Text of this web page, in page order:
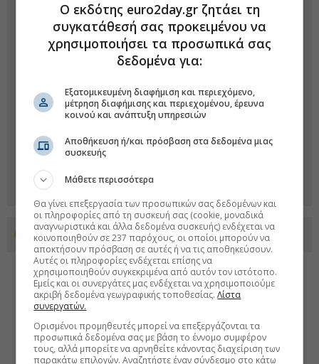
Προσθέστε το euro2day.gr στο Discover
Ο εκδότης euro2day.gr ζητάει τη
συγκατάθεσή σας προκειμένου να
χρησιμοποιήσει τα προσωπικά σας
δεδομένα για:
Εξατομικευμένη διαφήμιση και περιεχόμενο,
μέτρηση διαφήμισης και περιεχομένου, έρευνα
κοινού και ανάπτυξη υπηρεσιών
Αποθήκευση ή/και πρόσβαση στα δεδομένα μιας
συσκευής
Μάθετε περισσότερα
Θα γίνει επεξεργασία των προσωπικών σας δεδομένων και
οι πληροφορίες από τη συσκευή σας (cookie, μοναδικά
αναγνωριστικά και άλλα δεδομένα συσκευής) ενδέχεται να
κοινοποιηθούν σε 237 παρόχους, οι οποίοι μπορούν να
αποκτήσουν πρόσβαση σε αυτές ή να τις αποθηκεύσουν.
Αυτές οι πληροφορίες ενδέχεται επίσης να
χρησιμοποιηθούν συγκεκριμένα από αυτόν τον ιστότοπο.
Εμείς και οι συνεργάτες μας ενδέχεται να χρησιμοποιούμε
ακριβή δεδομένα γεωγραφικής τοποθεσίας.Λίστα
συνεργατών.
Ορισμένοι προμηθευτές μπορεί να επεξεργάζονται τα
προσωπικά δεδομένα σας με βάση το έννομο συμφέρον
τους, αλλά μπορείτε να αρνηθείτε κάνοντας διαχείριση των
παρακάτω επιλογών. Αναζητήστε έναν σύνδεσμο στο κάτω